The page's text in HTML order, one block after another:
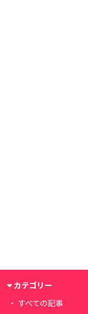
カテゴリー
すべての記事